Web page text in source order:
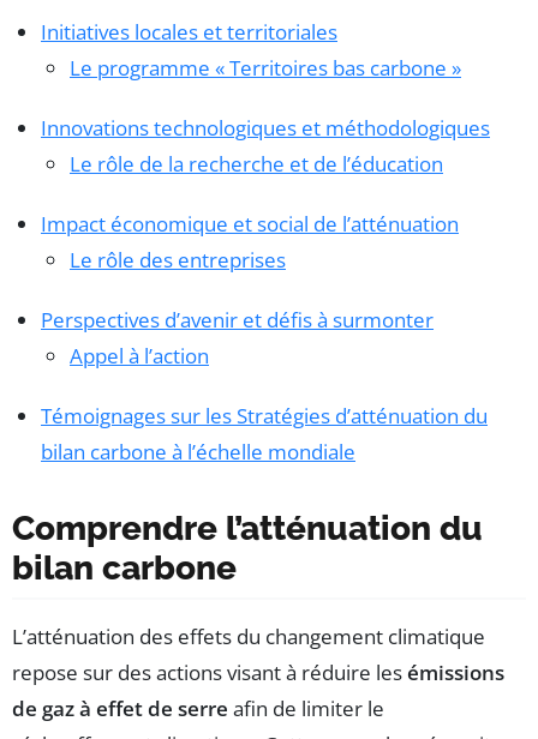
Initiatives locales et territoriales
Le programme « Territoires bas carbone »
Innovations technologiques et méthodologiques
Le rôle de la recherche et de l’éducation
Impact économique et social de l’atténuation
Le rôle des entreprises
Perspectives d’avenir et défis à surmonter
Appel à l’action
Témoignages sur les Stratégies d’atténuation du
bilan carbone à l’échelle mondiale
Comprendre l’atténuation du
bilan carbone
L’atténuation des effets du changement climatique
repose sur des actions visant à réduire lesémissions
de gaz à effet de serre afin de limiter le